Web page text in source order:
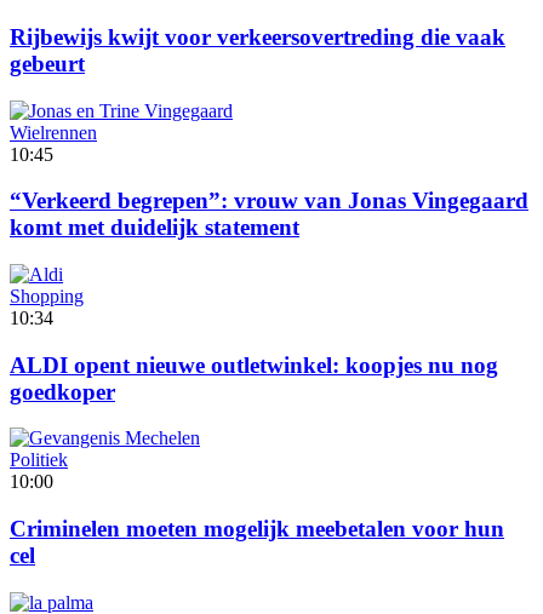
Rijbewijs kwijt voor verkeersovertreding die vaak
gebeurt
Wielrennen
10:45
“Verkeerd begrepen”: vrouw van Jonas Vingegaard
komt met duidelijk statement
Shopping
10:34
ALDI opent nieuwe outletwinkel: koopjes nu nog
goedkoper
Politiek
10:00
Criminelen moeten mogelijk meebetalen voor hun
cel